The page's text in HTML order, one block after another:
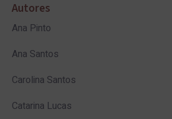
Autores
Ana Pinto
Ana Santos
Carolina Santos
Catarina Lucas